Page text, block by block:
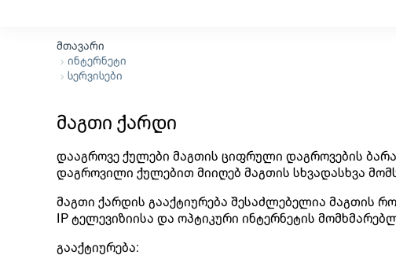
მთავარი
ინტერნეტი
სერვისები
მაგთი ქარდი
დააგროვე ქულები მაგთის ციფრული დაგროვების
დაგროვილი ქულებით მიიღებ მაგთის სხვადასხვა
მაგთი ქარდის გააქტიურება შესაძლებელია მაგთის
IP ტელევიზიისა და ოპტიკური ინტერნეტის
გააქტიურება: